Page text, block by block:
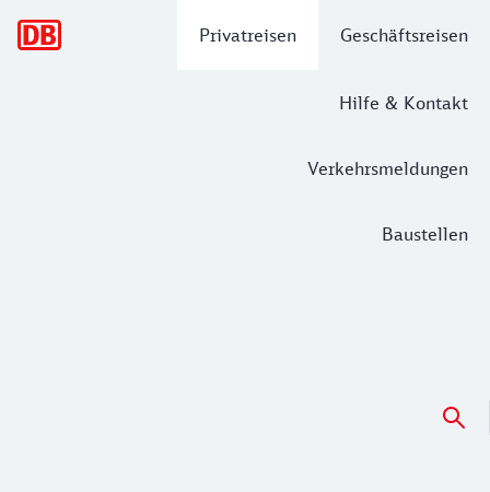
Privatreisen Geschäftsreisen
Hilfe & Kontakt
Verkehrsmeldungen
Baustellen